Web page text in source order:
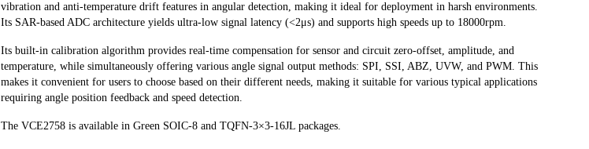
vibration and anti-temperature drift features in angular detection, making it ideal for deployment in harsh environments.
Its SAR-based ADC architecture yields ultra-low signal latency (<2μs) and supports high speeds up to 18000rpm.
Its built-in calibration algorithm provides real-time compensation for sensor and circuit zero-offset, amplitude, and
temperature, while simultaneously offering various angle signal output methods: SPI, SSI, ABZ, UVW, and PWM. This
makes it convenient for users to choose based on their different needs, making it suitable for various typical applications
requiring angle position feedback and speed detection.
The VCE2758 is available in Green SOIC-8 and TQFN-3×3-16JL packages.